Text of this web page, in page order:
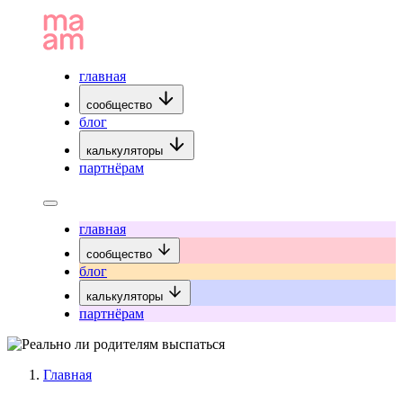
главная
сообщество
блог
калькуляторы
партнёрам
главная
сообщество
блог
калькуляторы
партнёрам
Главная